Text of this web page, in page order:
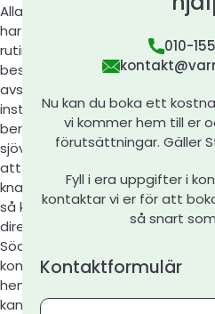
Alla kommuner
har sina egna
rutiner och
bestämmelser
avseende
installation av
berg, jord och
sjövärme. Genom
att klicka på
knappen nedan
så kommer du
direkt till
Södertälje
kommuns
hemsida där du
kan läsa om vad
010-
Nu kan du boka ett
vi kommer hem till er
förutsättningar. Gäller
Fyll i era uppgifter i
kontaktar vi er för att
så snart
Kontaktformulär
Förnamn